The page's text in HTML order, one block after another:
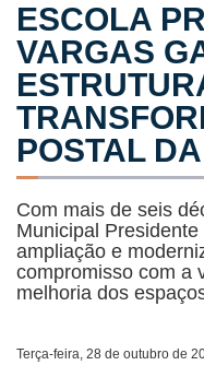
ESCOLA
VARGAS
POSTAL
Com mais de seis
Municipal
ampliação e
compromisso com a
melhoria dos
Terça-feira, 28 de outubro de